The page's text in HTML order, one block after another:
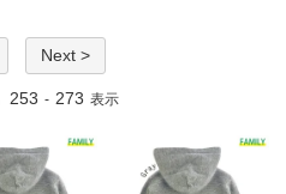
Next >
253 - 273 表示